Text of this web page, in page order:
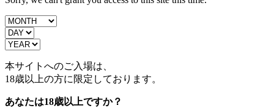
本サイトへのご入場は、
18歳以上の方に限定しております。
あなたは18歳以上ですか？